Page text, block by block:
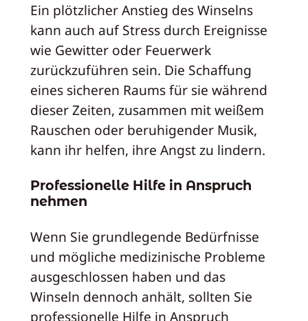
Ein plötzlicher Anstieg des Winselns
kann auch auf Stress durch Ereignisse
wie Gewitter oder Feuerwerk
zurückzuführen sein. Die Schaffung
eines sicheren Raums für sie während
dieser Zeiten, zusammen mit weißem
Rauschen oder beruhigender Musik,
kann ihr helfen, ihre Angst zu lindern.
Professionelle Hilfe in Anspruch
nehmen
Wenn Sie grundlegende Bedürfnisse
und mögliche medizinische Probleme
ausgeschlossen haben und das
Winseln dennoch anhält, sollten Sie
professionelle Hilfe in Anspruch